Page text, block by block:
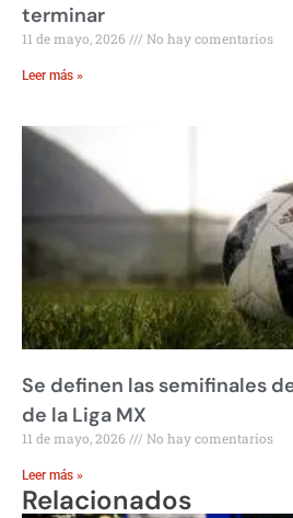
terminar
11 de mayo, 2026 No hay comentarios
Leer más »
Se definen las semifinales
de la Liga MX
11 de mayo, 2026 No hay comentarios
Leer más »
Relacionados